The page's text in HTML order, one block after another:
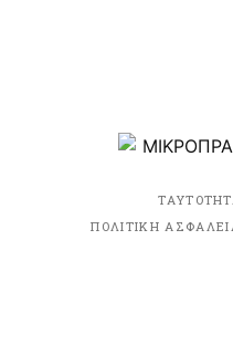
ΠΟΛΙΤΙΚΗ